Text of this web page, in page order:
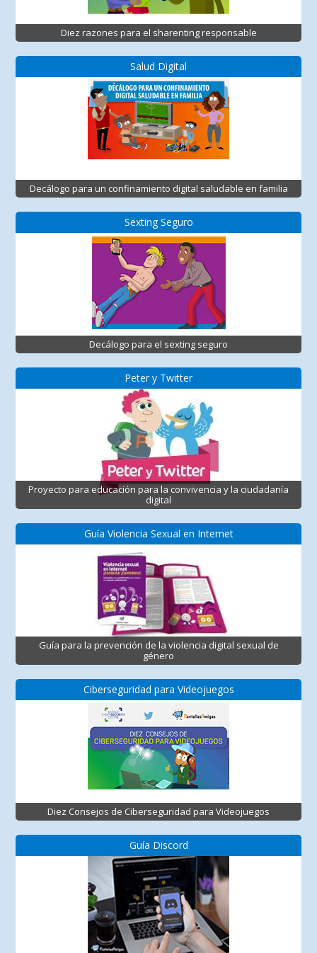
Diez razones para el sharenting responsable
Salud Digital
Decálogo para un confinamiento digital saludable en familia
Sexting Seguro
Decálogo para el sexting seguro
Peter y Twitter
Proyecto para educación para la convivencia y la ciudadanía
digital
Guía Violencia Sexual en Internet
Guía para la prevención de la violencia digital sexual de
género
Ciberseguridad para Videojuegos
Diez Consejos de Ciberseguridad para Videojuegos
Guía Discord